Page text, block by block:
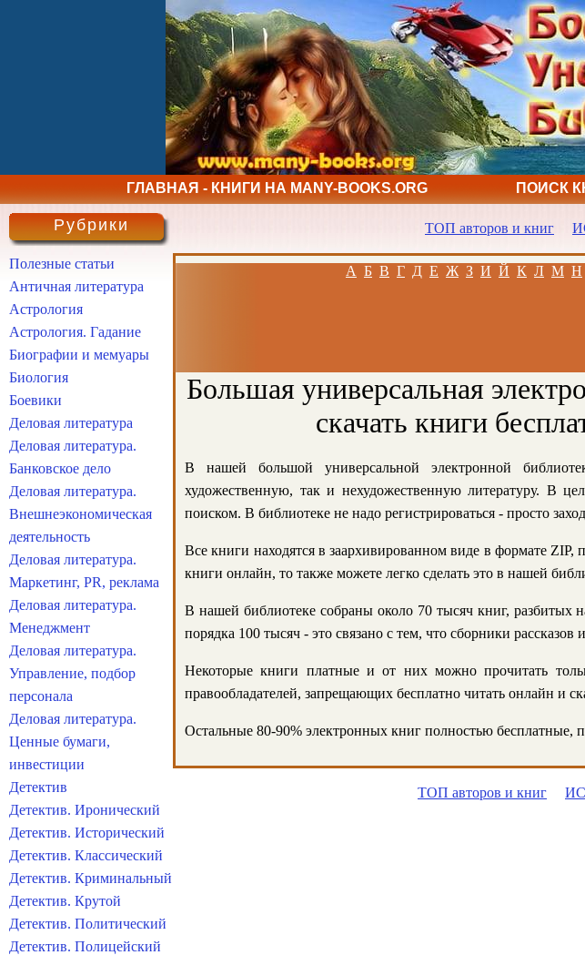
ГЛАВНАЯ - КНИГИ НА MANY-BOOKS.ORG ПОИСК
ТОП авторов и книг
А Б В Г Д Е Ж З И Й К Л М Н
Большая универсальная
скачать книги
В нашей большой универсальной электронной
художественную, так и нехудожественную литературу. В
поиском. В библиотеке не надо регистрироваться - просто
Все книги находятся в заархивированном виде в формате
книги онлайн, то также можете легко сделать это в нашей
В нашей библиотеке собраны около 70 тысяч книг, разбитых
порядка 100 тысяч - это связано с тем, что сборники
Некоторые книги платные и от них можно прочитать
правообладателей, запрещающих бесплатно читать онлайн и
Остальные 80-90% электронных книг полностью бесплатные,
ТОП авторов и книг
Рубрики
Полезные статьи
Античная литература
Астрология
Астрология. Гадание
Биографии и мемуары
Биология
Боевики
Деловая литература
Деловая литература.
Банковское дело
Деловая литература.
Внешнеэкономическая
деятельность
Деловая литература.
Маркетинг, PR, реклама
Деловая литература.
Менеджмент
Деловая литература.
Управление, подбор
персонала
Деловая литература.
Ценные бумаги,
инвестиции
Детектив
Детектив. Иронический
Детектив. Исторический
Детектив. Классический
Детектив. Криминальный
Детектив. Крутой
Детектив. Политический
Детектив. Полицейский